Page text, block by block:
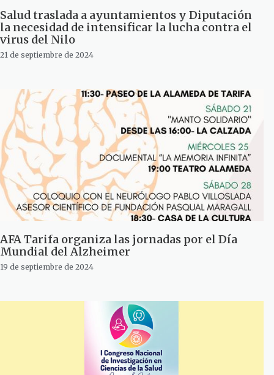
Salud traslada a ayuntamientos y Diputación
la necesidad de intensificar la lucha contra el
virus del Nilo
21 de septiembre de 2024
AFA Tarifa organiza las jornadas por el Día
Mundial del Alzheimer
19 de septiembre de 2024